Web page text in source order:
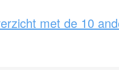
met de 10